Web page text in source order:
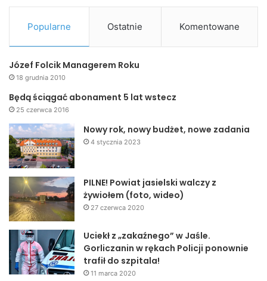
Popularne Ostatnie Komentowane
Józef Folcik Managerem Roku
18 grudnia 2010
Będą ściągać abonament 5 lat wstecz
25 czerwca 2016
Nowy rok, nowy budżet, nowe zadania
4 stycznia 2023
PILNE! Powiat jasielski walczy z
żywiołem (foto, wideo)
27 czerwca 2020
Uciekł z „zakaźnego” w Jaśle.
Gorliczanin w rękach Policji ponownie
trafił do szpitala!
11 marca 2020